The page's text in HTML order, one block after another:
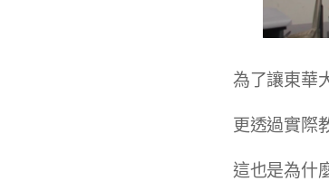
為了讓東華
更透過實際
這也是為什